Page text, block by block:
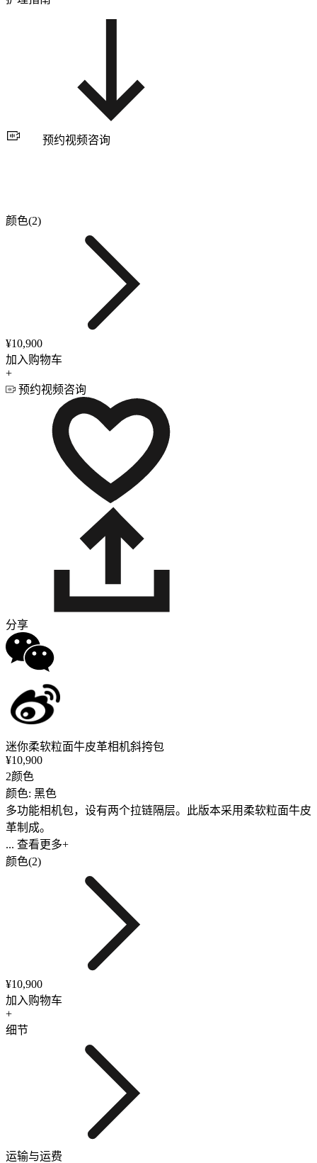
预约视频咨询
颜色(2)
¥10,900
加入购物车
+
预约视频咨询
分享
迷你柔软粒面牛皮革相机斜挎包
¥10,900
2颜色
颜色: 黑色
多功能相机包，设有两个拉链隔层。此版本采用柔软粒面牛皮
革制成。
... 查看更多+
颜色(2)
¥10,900
加入购物车
+
细节
运输与运费